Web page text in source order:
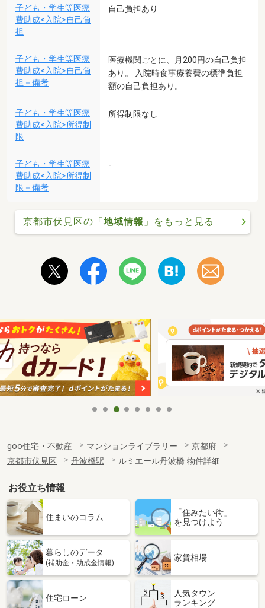
子ども・学生等医療
費助成<入院>自己負
担
自己負担あり
子ども・学生等医療
費助成<入院>自己負
担－備考
医療機関ごとに、月200円の自己負担
あり。 入院時食事療養費の標準負担
額の自己負担あり。
子ども・学生等医療
費助成<入院>所得制
限
所得制限なし
子ども・学生等医療
費助成<入院>所得制
限－備考
-
京都市伏見区の「地域情報 」をもっと見る
goo住宅・不動産 マンションライブラリー
京都府
京都市伏見区
丹波橋駅 ルミエール丹波橋 物件詳細
お役立ち情報
住まいのコラム
「住みたい街」
を見つけよう
暮らしのデータ
(補助金・助成金情報)
家賃相場
住宅ローン
人気タウン
ランキング